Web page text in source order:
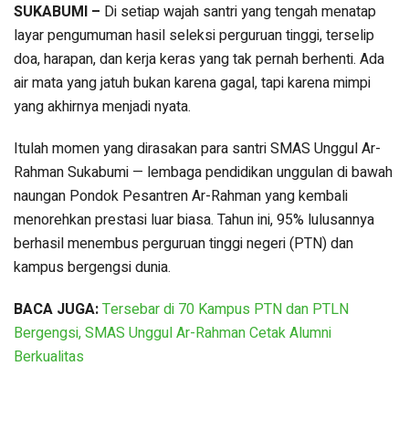
SUKABUMI – Di setiap wajah santri yang tengah menatap
layar pengumuman hasil seleksi perguruan tinggi, terselip
doa, harapan, dan kerja keras yang tak pernah berhenti. Ada
air mata yang jatuh bukan karena gagal, tapi karena mimpi
yang akhirnya menjadi nyata.
Itulah momen yang dirasakan para santri SMAS Unggul Ar-
Rahman Sukabumi — lembaga pendidikan unggulan di bawah
naungan Pondok Pesantren Ar-Rahman yang kembali
menorehkan prestasi luar biasa. Tahun ini, 95% lulusannya
berhasil menembus perguruan tinggi negeri (PTN) dan
kampus bergengsi dunia.
BACA JUGA:Tersebar di 70 Kampus PTN dan PTLN
Bergengsi, SMAS Unggul Ar-Rahman Cetak Alumni
Berkualitas